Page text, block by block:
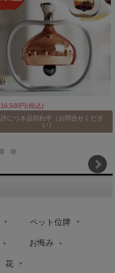
円(税込)
評につき品切れ中（お問合せくださ
い）
ペット位牌
お悔み
花